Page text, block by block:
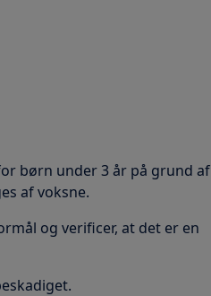
børn under 3 år på grund af
af voksne.
og verificer, at det er en